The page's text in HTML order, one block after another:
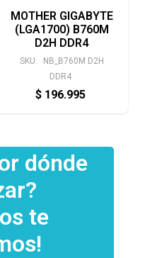
MOTHER GIGABYTE
(LGA1700) B760M
D2H DDR4
SKU:
NB_B760M D2H
DDR4
$ 196.995
dónde
te